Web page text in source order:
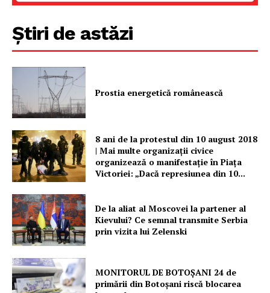
Un proiect
FREEDOM HOUSE ROMÂNIA
PRESShub
Despre noi / Echipa
Proiecte editoriale
Rețea
Contact
Știri de astăzi
Prostia energetică românească
8 ani de la protestul din 10 august 2018
| Mai multe organizații civice
organizează o manifestație în Piața
Victoriei: „Dacă represiunea din 10...
De la aliat al Moscovei la partener al
Kievului? Ce semnal transmite Serbia
prin vizita lui Zelenski
MONITORUL DE BOTOȘANI 24 de
primării din Botoșani riscă blocarea